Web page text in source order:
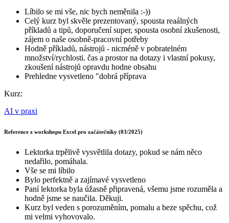
Líbilo se mi vše, nic bych neměnila :-))
Celý kurz byl skvěle prezentovaný, spousta reaálných
příkladů a tipů, doporučení super, spousta osobní zkušenosti,
zájem o naše osobně-pracovní potřeby
Hodně příkladů, nástrojů - nicméně v pobratelném
množství/rychlosti. čas a prostor na dotazy i vlastní pokusy,
zkoušení nástrojů opravdu hodne obsahu
Prehledne vysvetleno "dobrá příprava
Kurz:
AI v praxi
Reference z workshopu Excel pro začátečníky (03/2025)
Lektorka trpělivě vysvětlila dotazy, pokud se nám něco
nedařilo, pomáhala.
Vše se mi líbilo
Bylo perfektně a zajímavé vysvetleno
Paní lektorka byla úžasně připravená, všemu jsme rozuměla a
hodně jsme se naučila. Děkuji.
Kurz byl veden s porozuměním, pomalu a beze spěchu, což
mi velmi vyhovovalo.